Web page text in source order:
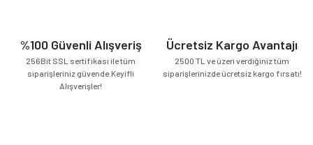
%100 Güvenli Alışveriş
256Bit SSL sertifikası ile tüm
siparişleriniz güvende.Keyifli
Alışverişler!
Ücretsiz Kargo Avantajı
2500 TL ve üzeri verdiğiniz tüm
siparişlerinizde ücretsiz kargo fırsatı!